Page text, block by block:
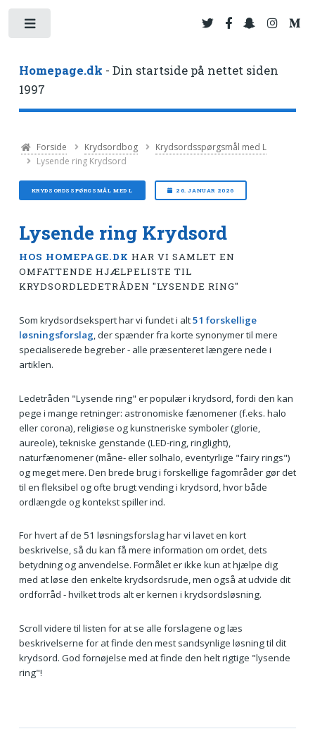
Homepage.dk - Din startside på nettet siden
1997
Forside Krydsordbog
Krydsordsspørgsmål med L
Lysende ring Krydsord
KRYDSORDSSPØRGSMÅL MED L 26. JANUAR 2026
Lysende ring Krydsord
HOS HOMEPAGE.DK HAR VI SAMLET EN
OMFATTENDE HJÆLPELISTE TIL
KRYDSORDLEDETRÅDEN "LYSENDE RING"
Som krydsordsekspert har vi fundet i alt51 forskellige
løsningsforslag, der spænder fra korte synonymer til mere
specialiserede begreber - alle præsenteret længere nede i
artiklen.
Ledetråden "Lysende ring" er populær i krydsord, fordi den kan
pege i mange retninger: astronomiske fænomener (f.eks. halo
eller corona), religiøse og kunstneriske symboler (glorie,
aureole), tekniske genstande (LED-ring, ringlight),
naturfænomener (måne- eller solhalo, eventyrlige "fairy rings")
og meget mere. Den brede brug i forskellige fagområder gør det
til en fleksibel og ofte brugt vending i krydsord, hvor både
ordlængde og kontekst spiller ind.
For hvert af de 51 løsningsforslag har vi lavet en kort
beskrivelse, så du kan få mere information om ordet, dets
betydning og anvendelse. Formålet er ikke kun at hjælpe dig
med at løse den enkelte krydsordsrude, men også at udvide dit
ordforråd - hvilket trods alt er kernen i krydsordsløsning.
Scroll videre til listen for at se alle forslagene og læs
beskrivelserne for at finde den mest sandsynlige løsning til dit
krydsord. God fornøjelse med at finde den helt rigtige "lysende
ring"!